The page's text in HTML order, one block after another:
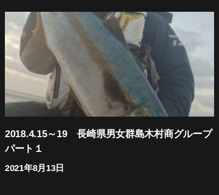
2018.4.15～19 長崎県男女群島木村商グループ
パート１
2021年8月13日